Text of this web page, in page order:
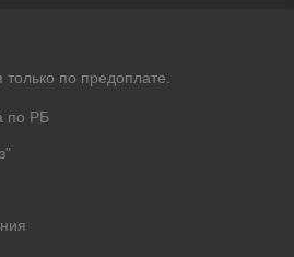
по предоплате.
по РБ